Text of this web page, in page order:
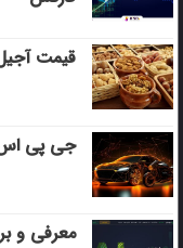
قیمت
جی پی اس
معرفی و